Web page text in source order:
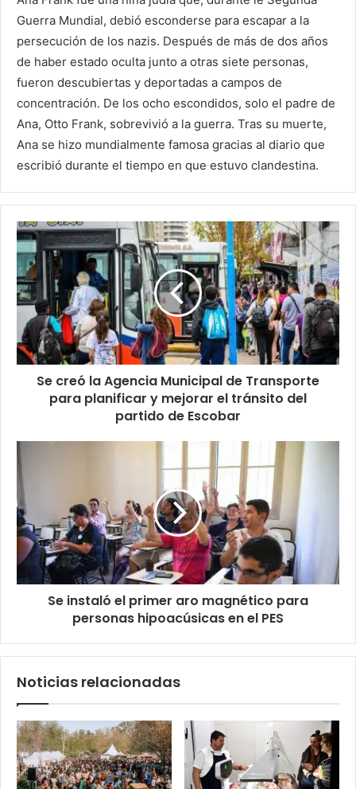
Guerra Mundial, debió esconderse para escapar a la
persecución de los nazis. Después de más de dos años
de haber estado oculta junto a otras siete personas,
fueron descubiertas y deportadas a campos de
concentración. De los ocho escondidos, solo el padre de
Ana, Otto Frank, sobrevivió a la guerra. Tras su muerte,
Ana se hizo mundialmente famosa gracias al diario que
escribió durante el tiempo en que estuvo clandestina.
Se creó la Agencia Municipal de Transporte
para planificar y mejorar el tránsito del
partido de Escobar
Se instaló el primer aro magnético para
personas hipoacúsicas en el PES
Noticias relacionadas